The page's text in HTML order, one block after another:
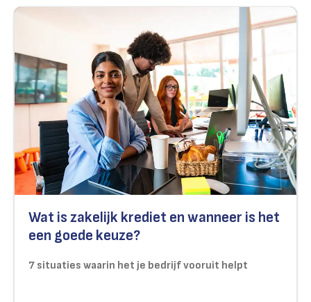
Wat is zakelijk krediet en wanneer is het
een goede keuze?
7 situaties waarin het je bedrijf vooruit helpt